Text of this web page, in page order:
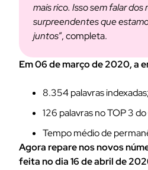
mais rico. Isso sem falar dos
surpreendentes que
juntos”, completa.
Em 06 de março de 2020, a
8.354 palavras indexadas;
126 palavras no TOP 3
Tempo médio de
Agora repare nos novos
feita no dia 16 de abril de